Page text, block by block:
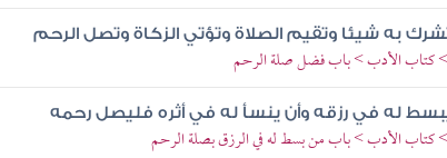
تشرك به شيئا وتقيم الصلاة وتؤتي الزكاة وتصل الرحم
كتاب الأدب > باب فضل صلة الرحم
له في رزقه وأن ينسأ له في أثره فليصل رحمه
الأدب > باب من بسط له في الرزق بصلة الرحم